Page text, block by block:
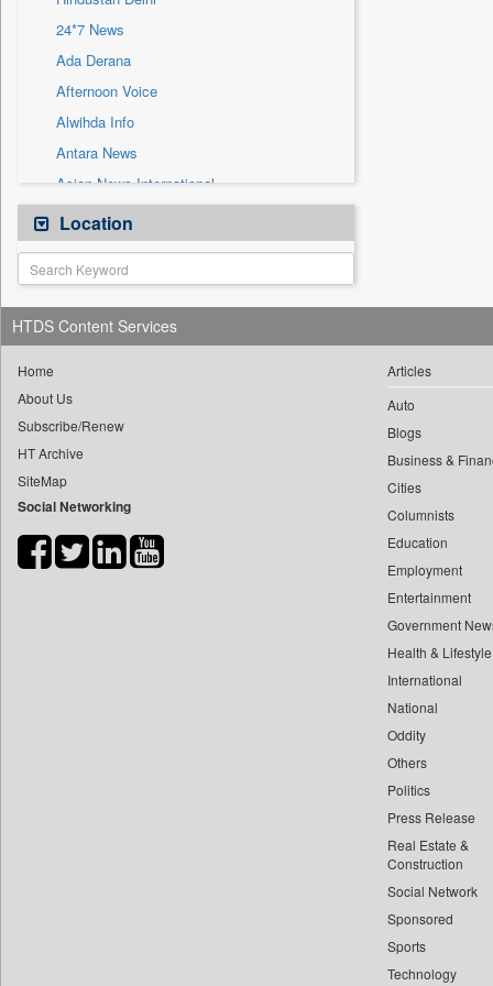
Sec
Solicitation
24*7 News
Ada Derana
Afternoon Voice
Alwihda Info
Antara News
Asian News International
Astro Devam
Australian Government News
Autox
Bis Research
Bana Africa Gossips
Bang Gaming
Bang Showbiz
Bang Tech
Bangladesh Business News
Bihar Times
Location
HTDS Content Services
Home
About Us
Subscribe/Renew
HT Archive
SiteMap
Social Networking
Articles
Auto
Blogs
Business &
Cities
Columnists
Education
Employment
Entertainment
Government
Health & Lifestyle
International
National
Oddity
Others
Politics
Press Release
Real Estate &
Construction
Social Network
Sponsored
Sports
Technology